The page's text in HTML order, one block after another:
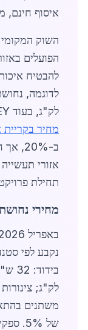
איסוף חינם,
הפועלים
להבטיח
לק"ג, בעוד BARLEY ב-31 ש"ח.
מחיר בקריית
ב-
אזורי
תחילת
מחירי
באפריל 2026,
נקבע לפי
משתנים
של